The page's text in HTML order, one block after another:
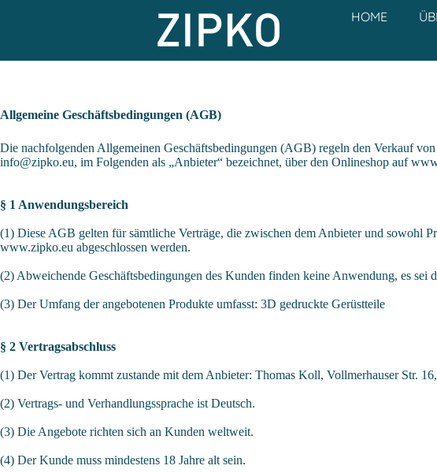
HOME
Allgemeine Geschäftsbedingungen (AGB)
Die nachfolgenden Allgemeinen Geschäftsbedingungen (AGB) regeln den Verkauf
info@zipko.eu, im Folgenden als „Anbieter“ bezeichnet, über den Onlineshop auf
§ 1 Anwendungsbereich
(1) Diese AGB gelten für sämtliche Verträge, die zwischen dem Anbieter und sowohl
www.zipko.eu abgeschlossen werden.
(2) Abweichende Geschäftsbedingungen des Kunden finden keine Anwendung, es
(3) Der Umfang der angebotenen Produkte umfasst: 3D gedruckte Gerüstteile
§ 2 Vertragsabschluss
(1) Der Vertrag kommt zustande mit dem Anbieter: Thomas Koll, Vollmerhauser Str.
(2) Vertrags- und Verhandlungssprache ist Deutsch.
(3) Die Angebote richten sich an Kunden weltweit.
(4) Der Kunde muss mindestens 18 Jahre alt sein.